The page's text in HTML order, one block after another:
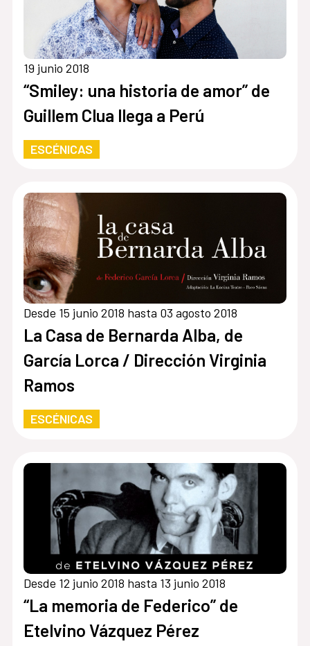
19 junio 2018
“Smiley: una historia de amor” de
Guillem Clua llega a Perú
ESCÉNICAS
Desde 15 junio 2018 hasta 03 agosto 2018
La Casa de Bernarda Alba, de
García Lorca / Dirección Virginia
Ramos
ESCÉNICAS
Desde 12 junio 2018 hasta 13 junio 2018
“La memoria de Federico” de
Etelvino Vázquez Pérez